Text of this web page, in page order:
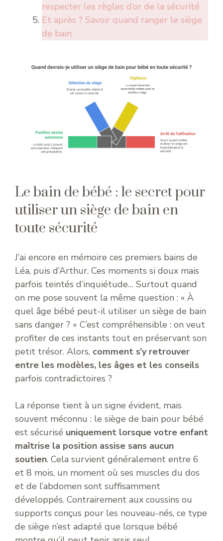
respecter les règles d’or de la sécurité
Et après ? Savoir quand ranger le siège
de bain
Le bain de bébé : le secret pour
utiliser un siège de bain en
toute sécurité
J’ai encore en mémoire ces premiers bains de
Léa, puis d’Arthur. Ces moments si doux mais
parfois teintés d’inquiétude… Surtout quand
on me pose souvent la même question : « À
quel âge bébé peut-il utiliser un siège de bain
sans danger ? » C’est compréhensible : on veut
profiter de ces instants tout en préservant son
petit trésor. Alors, comment s’y retrouver
entre les modèles, les âges et les conseils
parfois contradictoires ?
La réponse tient à un signe évident, mais
souvent méconnu : le siège de bain pour bébé
est sécurisé uniquement lorsque votre enfant
maîtrise la position assise sans aucun
soutien. Cela survient généralement entre 6
et 8 mois, un moment où ses muscles du dos
et de l’abdomen sont suffisamment
développés. Contrairement aux coussins ou
supports conçus pour les nouveau-nés, ce type
de siège n’est adapté que lorsque bébé